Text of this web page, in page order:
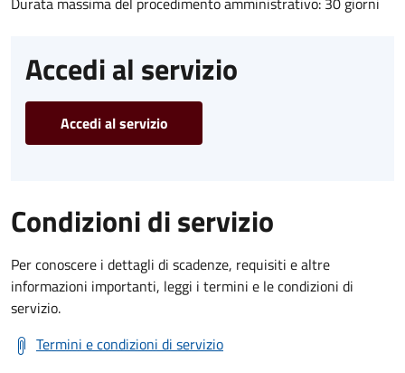
Accedi al servizio
Accedi al servizio
Condizioni di servizio
Per conoscere i dettagli di scadenze, requisiti e altre
informazioni importanti, leggi i termini e le condizioni di
servizio.
Termini e condizioni di servizio